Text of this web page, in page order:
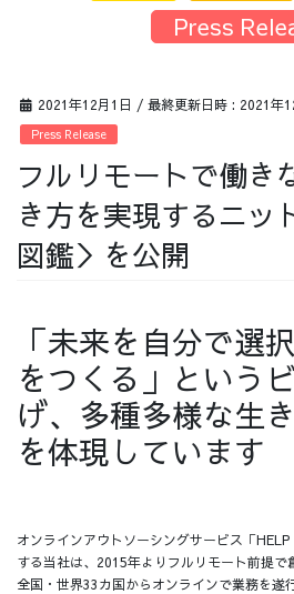
サービス
採用情報
採用情報トップ
チームインタビュー02
お問い合わせ
2021年12月1日 / 最終更新日時 : 2021年
Press Release
フルリモートで働き
き方を実現するニッ
図鑑＞を公開
「未来を自分で選
をつくる」という
げ、多種多様な生
を体現しています
オンラインアウトソーシングサービス「
する当社は、2015年よりフルリモート前提
全国・世界33カ国からオンラインで業務を遂
Press